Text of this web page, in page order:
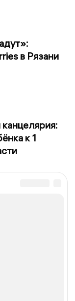
в Рязани
к 1